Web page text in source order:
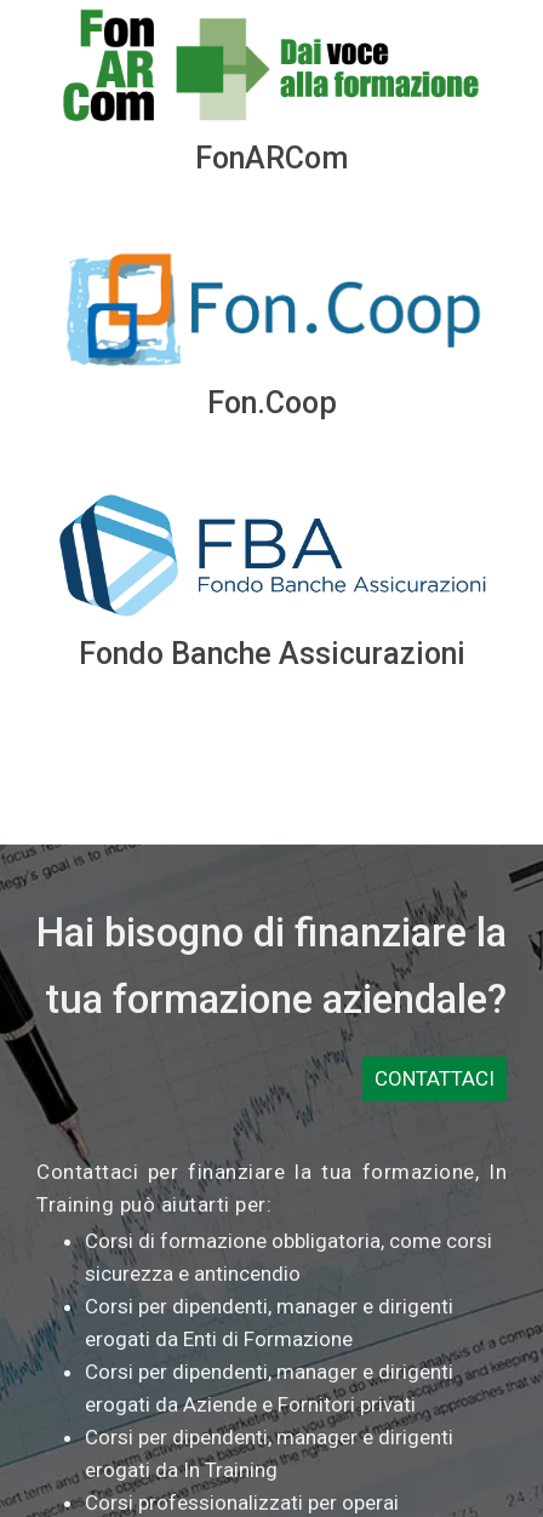
FonARCom
Fon.Coop
Fondo Banche Assicurazioni
Hai bisogno di finanziare la
tua formazione aziendale?
CONTATTACI
Contattaci per finanziare la tua formazione, In
Training può aiutarti per:
Corsi di formazione obbligatoria, come corsi
sicurezza e antincendio
Corsi per dipendenti, manager e dirigenti
erogati da Enti di Formazione
Corsi per dipendenti, manager e dirigenti
erogati da Aziende e Fornitori privati
Corsi per dipendenti, manager e dirigenti
erogati da In Training
Corsi professionalizzati per operai